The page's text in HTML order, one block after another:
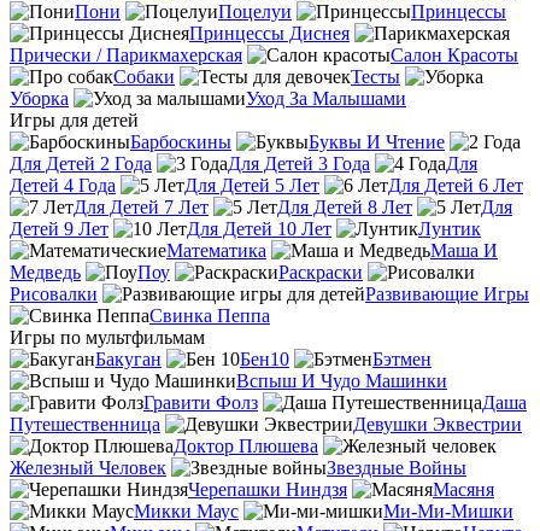
Пони
Поцелуи
Принцессы
Принцессы Диснея
Прически / Парикмахерская
Салон Красоты
Собаки
Тесты
Уборка
Уход За Малышами
Игры для детей
Барбоскины
Буквы И Чтение
Для Детей 2 Года
Для Детей 3 Года
Для
Детей 4 Года
Для Детей 5 Лет
Для Детей 6 Лет
Для Детей 7 Лет
Для Детей 8 Лет
Для
Детей 9 Лет
Для Детей 10 Лет
Лунтик
Математика
Маша И
Медведь
Поу
Раскраски
Рисовалки
Развивающие Игры
Свинка Пеппа
Игры по мультфильмам
Бакуган
Бен10
Бэтмен
Вспыш И Чудо Машинки
Гравити Фолз
Даша
Путешественница
Девушки Эквестрии
Доктор Плюшева
Железный Человек
Звездные Войны
Черепашки Ниндзя
Масяня
Микки Маус
Ми-Ми-Мишки